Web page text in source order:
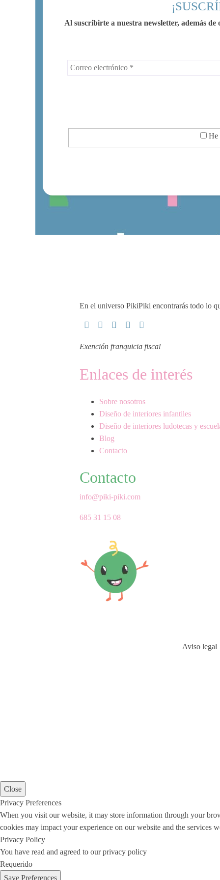
Al suscribirte a nuestra newsletter, además
He
En el universo PikiPiki encontrarás todo lo
Exención franquicia fiscal
Enlaces de interés
Sobre nosotros
Diseño de interiores infantiles
Diseño de interiores ludotecas y
Blog
Contacto
Contacto
info@piki-piki.com
685 31 15 08
Aviso legal
Close
Privacy Preferences
When you visit our website, it may store information through your
cookies may impact your experience on our website and the services
Privacy Policy
You have read and agreed to our privacy policy
Requerido
Save Preferences